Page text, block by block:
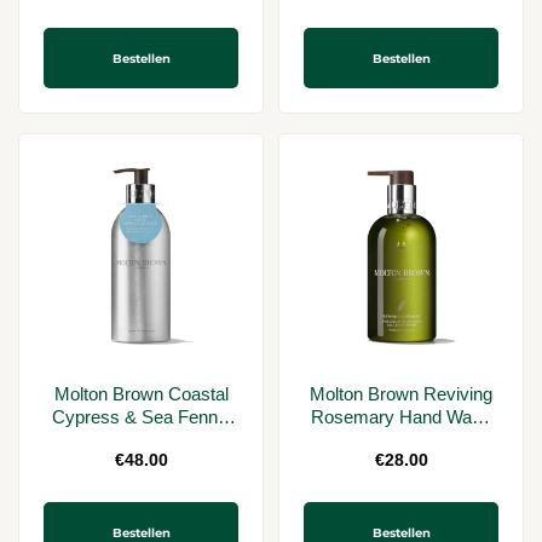
Bestellen Bestellen
Molton Brown Coastal
Cypress & Sea Fennel
Infinite Bottle 400 ml
€48.00
Bestellen
Molton Brown Reviving
Rosemary Hand Wash
€28.00
Bestellen